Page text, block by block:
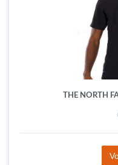
THE NORTH